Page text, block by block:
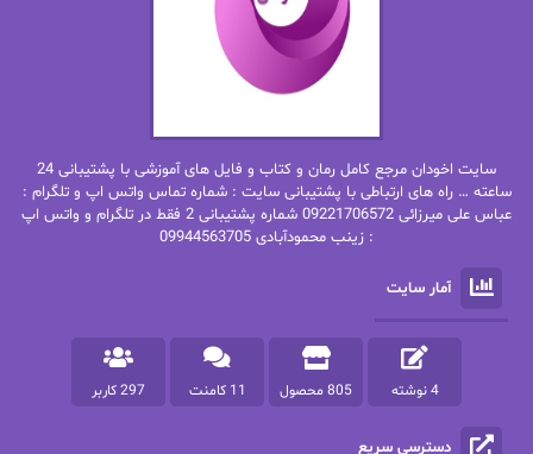
بهاره شیرازی
بهاره.م
بیتا فرخی
پاتریشیا ویلسون پرتو فرهمند
پرستو اسحقی
پرستو مهاجر
پرهام رسولی
پروانه قدیمی پروانه محمدی
پریسا شکور(طوفان خاموش)
سایت اخودان مرجع کامل رمان و کتاب و فایل های آموزشی با پشتیبانی 24
ساعته … راه های ارتباطی با پشتیبانی سایت : شماره تماس واتس اپ و تلگرام :
عباس علی میرزائی 09221706572 شماره پشتیبانی 2 فقط در تلگرام و واتس اپ
: زینب محمودآبادی 09944563705
آمار سایت
4 نوشته 805 محصول 11 کامنت 297 کاربر
دسترسی سریع